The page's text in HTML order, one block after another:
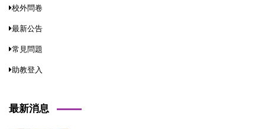
校外問卷
最新公告
常見問題
助教登入
最新消息